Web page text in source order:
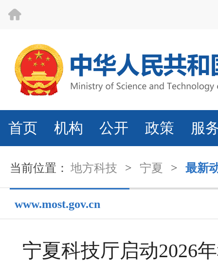
首页 机构 公开 政策 服
当前位置： 地方科技 > 宁夏 > 最新
www.most.gov.cn
宁夏科技厅启动2026